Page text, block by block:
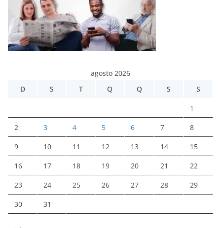
agosto 2026
D
S T Q Q S S
1
2 3 4 5 6 7 8
9 10 11 12 13 14 15
16 17 18 19 20 21 22
23 24 25 26 27 28 29
30 31